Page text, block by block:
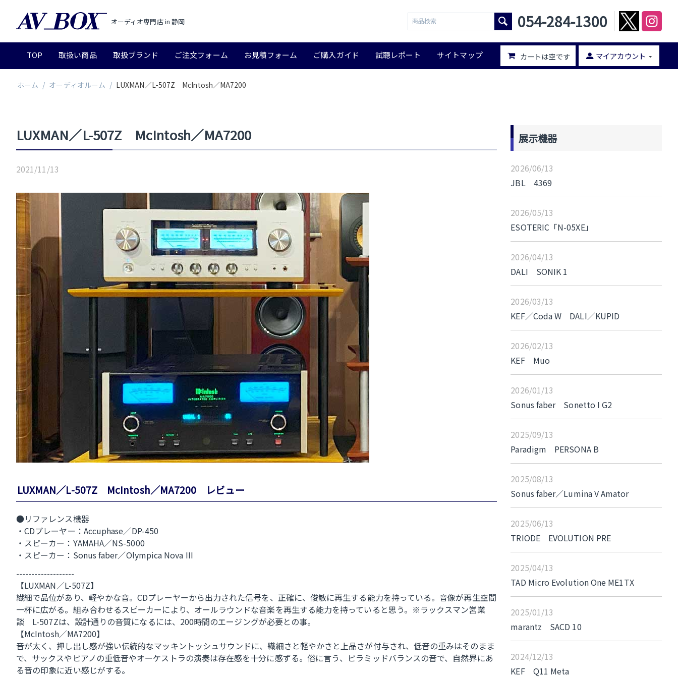
オーディオ専門店 in 静岡 054-284-1300
TOP 取扱い商品 取扱ブランド ご注文フォーム お見積フォーム ご購入ガイド 試聴レポート サイトマップ カートは空です マイアカウント
ホーム / オーディオルーム / LUXMAN／L-507Z McIntosh／MA7200
LUXMAN／L-507Z McIntosh／MA7200
2021/11/13
LUXMAN／L-507Z McIntosh／MA7200 レビュー
●リファレンス機器
・CDプレーヤー：Accuphase／DP-450
・スピーカー：YAMAHA／NS-5000
・スピーカー：Sonus faber／Olympica Nova III
-------------------
【LUXMAN／L-507Z】
繊細で品位があり、軽やかな音。CDプレーヤーから出力された信号を、正確に、俊敏に再生する能力を持っている。音像が再生空間
一杯に広がる。組み合わせるスピーカーにより、オールラウンドな音楽を再生する能力を持っていると思う。※ラックスマン営業
談 L-507Zは、設計通りの音質になるには、200時間のエージングが必要との事。
【McIntosh／MA7200】
音が太く、押し出し感が強い伝統的なマッキントッシュサウンドに、繊細さと軽やかさと上品さが付与され、低音の重みはそのまま
で、サックスやピアノの重低音やオーケストラの演奏は存在感を十分に感ずる。俗に言う、ピラミッドバランスの音で、自然界にあ
る音の印象に近い感じがする。
展示機器
2026/06/13
JBL 4369
2026/05/13
ESOTERIC「N-05XE」
2026/04/13
DALI SONIK 1
2026/03/13
KEF／Coda W DALI／KUPID
2026/02/13
KEF Muo
2026/01/13
Sonus faber Sonetto I G2
2025/09/13
Paradigm PERSONA B
2025/08/13
Sonus faber／Lumina V Amator
2025/06/13
TRIODE EVOLUTION PRE
2025/04/13
TAD Micro Evolution One ME1TX
2025/01/13
marantz SACD 10
2024/12/13
KEF Q11 Meta